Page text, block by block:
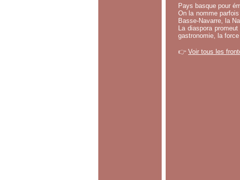
Pays basque pour
On la nomme
Basse-Navarre, la
La diaspora
gastronomie, la
👉 Voir tous les